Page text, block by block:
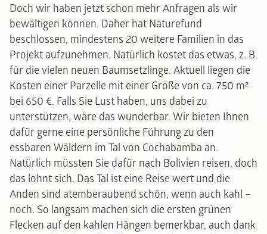
Doch wir haben jetzt schon mehr Anfragen als wir
bewältigen können. Daher hat Naturefund
beschlossen, mindestens 20 weitere Familien in das
Projekt aufzunehmen. Natürlich kostet das etwas, z. B.
für die vielen neuen Baumsetzlinge. Aktuell liegen die
Kosten einer Parzelle mit einer Größe von ca. 750 m²
bei 650 €. Falls Sie Lust haben, uns dabei zu
unterstützen, wäre das wunderbar. Wir bieten Ihnen
dafür gerne eine persönliche Führung zu den
essbaren Wäldern im Tal von Cochabamba an.
Natürlich müssten Sie dafür nach Bolivien reisen, doch
das lohnt sich. Das Tal ist eine Reise wert und die
Anden sind atemberaubend schön, wenn auch kahl –
noch. So langsam machen sich die ersten grünen
Flecken auf den kahlen Hängen bemerkbar, auch dank